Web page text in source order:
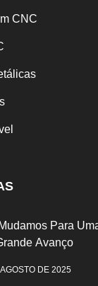
CNC
Para
Avanço
DE 2025